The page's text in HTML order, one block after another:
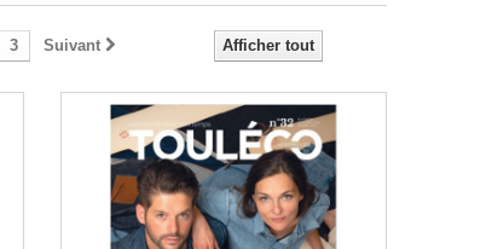
Afficher tout
3 Suivant